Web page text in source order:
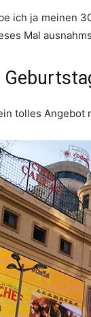
ich ja meinen
Mal
tolles